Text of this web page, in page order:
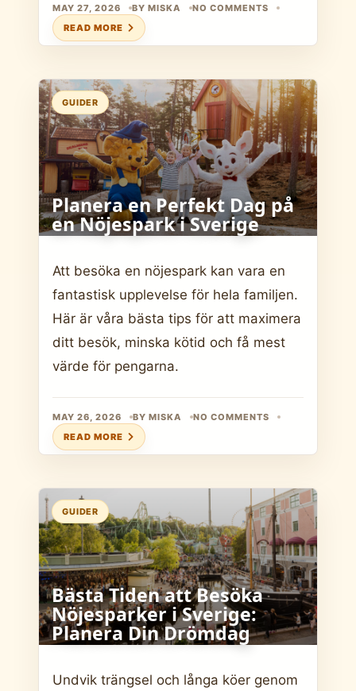
MAY 27, 2026 BY MISKA
NO COMMENTS
READ MORE
GUIDER
Planera en Perfekt Dag på
en Nöjespark i Sverige
Att besöka en nöjespark kan vara en
fantastisk upplevelse för hela familjen.
Här är våra bästa tips för att maximera
ditt besök, minska kötid och få mest
värde för pengarna.
MAY 26, 2026 BY MISKA
NO COMMENTS
READ MORE
GUIDER
Bästa Tiden att Besöka
Nöjesparker i Sverige:
Planera Din Drömdag
Undvik trängsel och långa köer genom